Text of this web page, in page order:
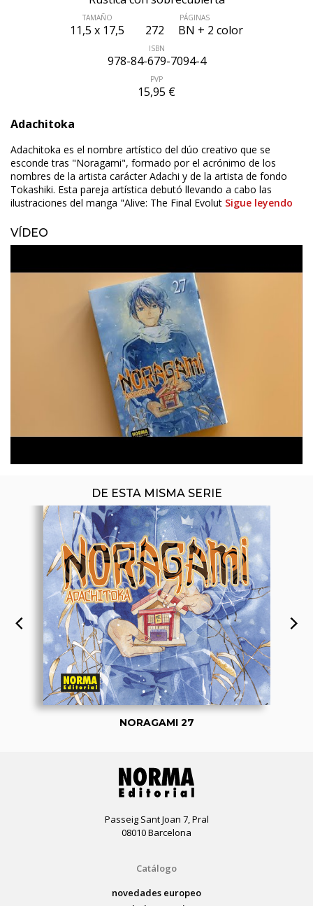
TAMAÑO
11,5 x 17,5
PÁGINAS
272 BN + 2 color
ISBN
978-84-679-7094-4
PVP
15,95 €
Adachitoka
Adachitoka es el nombre artístico del dúo creativo que se
esconde tras "Noragami", formado por el acrónimo de los
nombres de la artista carácter Adachi y de la artista de fondo
Tokashiki. Esta pareja artística debutó llevando a cabo las
ilustraciones del manga "Alive: The Final Evolut Sigue leyendo
VÍDEO
DE ESTA MISMA SERIE
ÚLTIMO NÚMERO PUBLICADO
NORAGAMI 27
Passeig Sant Joan 7, Pral
08010 Barcelona
Catálogo
novedades europeo